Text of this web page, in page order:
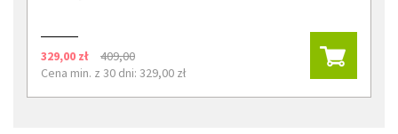
329,00 zł
409,00
Cena min. z 30 dni: 329,00 zł